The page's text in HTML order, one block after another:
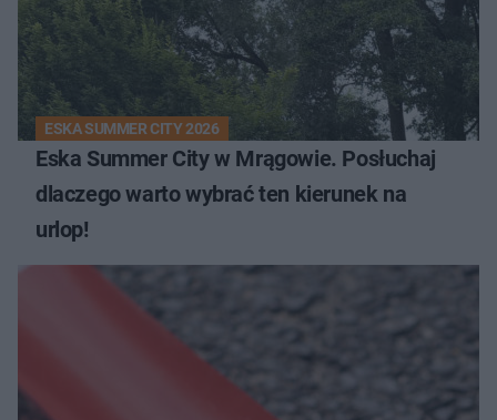
ESKA SUMMER CITY 2026
Eska Summer City w Mrągowie. Posłuchaj
dlaczego warto wybrać ten kierunek na
urlop!